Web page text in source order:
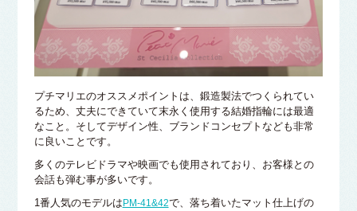
プチマリエのオススメポイントは、鍛造製法でつくられてい
るため、丈夫にできていて末永く使用する結婚指輪には最適
なこと。そしてデザイン性、ブランドコンセプトなども非常
に良いことです。
多くのテレビドラマや映画でも使用されており、お客様との
会話も弾む事が多いです。
1番人気のモデルはPM-41&42で、落ち着いたマット仕上げの